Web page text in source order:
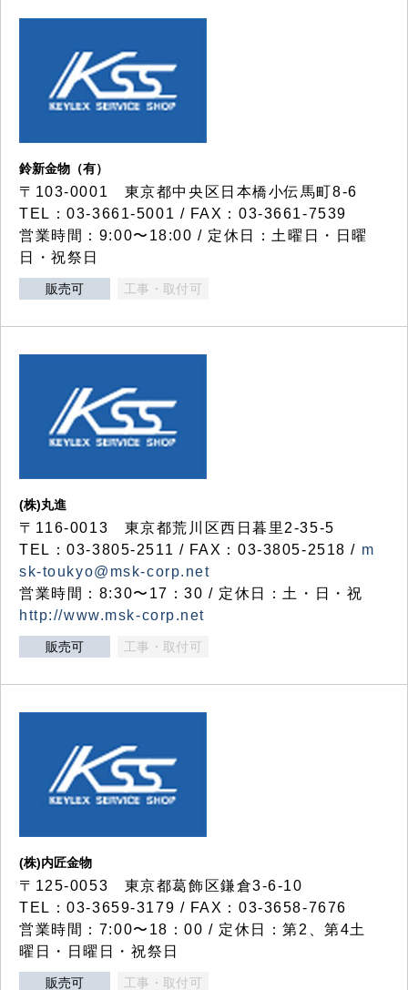
鈴新金物（有）
〒103-0001 東京都中央区日本橋小伝馬町8-6
TEL：03-3661-5001 / FAX：03-3661-7539
営業時間：9:00〜18:00 / 定休日：土曜日・日曜
日・祝祭日
販売可 工事・取付可
(株)丸進
〒116-0013 東京都荒川区西日暮里2-35-5
TEL：03-3805-2511 / FAX：03-3805-2518 / m
sk-toukyo@msk-corp.net
営業時間：8:30〜17：30 / 定休日：土・日・祝
http://www.msk-corp.net
販売可 工事・取付可
(株)内匠金物
〒125-0053 東京都葛飾区鎌倉3-6-10
TEL：03-3659-3179 / FAX：03-3658-7676
営業時間：7:00〜18：00 / 定休日：第2、第4土
曜日・日曜日・祝祭日
販売可 工事・取付可